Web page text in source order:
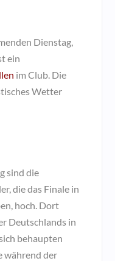
Dienstag,
ein
im Club. Die
Wetter
sind die
die das Finale in
hoch. Dort
Deutschlands in
behaupten
während der